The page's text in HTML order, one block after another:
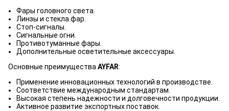
Фары головного света.
Линзы и стекла фар.
Стоп-сигналы.
Сигнальные огни.
Противотуманные фары.
Дополнительные осветительные аксессуары.
Основные преимущества AYFAR:
Применение инновационных технологий в производстве.
Соответствие международным стандартам.
Высокая степень надежности и долговечности продукции.
Активное развитие экспортных поставок.